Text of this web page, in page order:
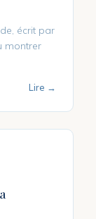
écrit par
montrer
Lire →